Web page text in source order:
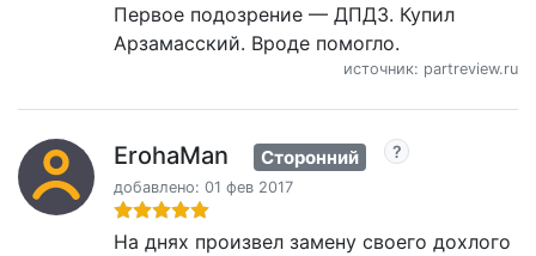
Первое подозрение — ДПДЗ. Купил
Арзамасский. Вроде помогло.
источник: partreview.ru
ErohaMan Сторонний
добавлено: 01 фев 2017
На днях произвел замену своего дохлого